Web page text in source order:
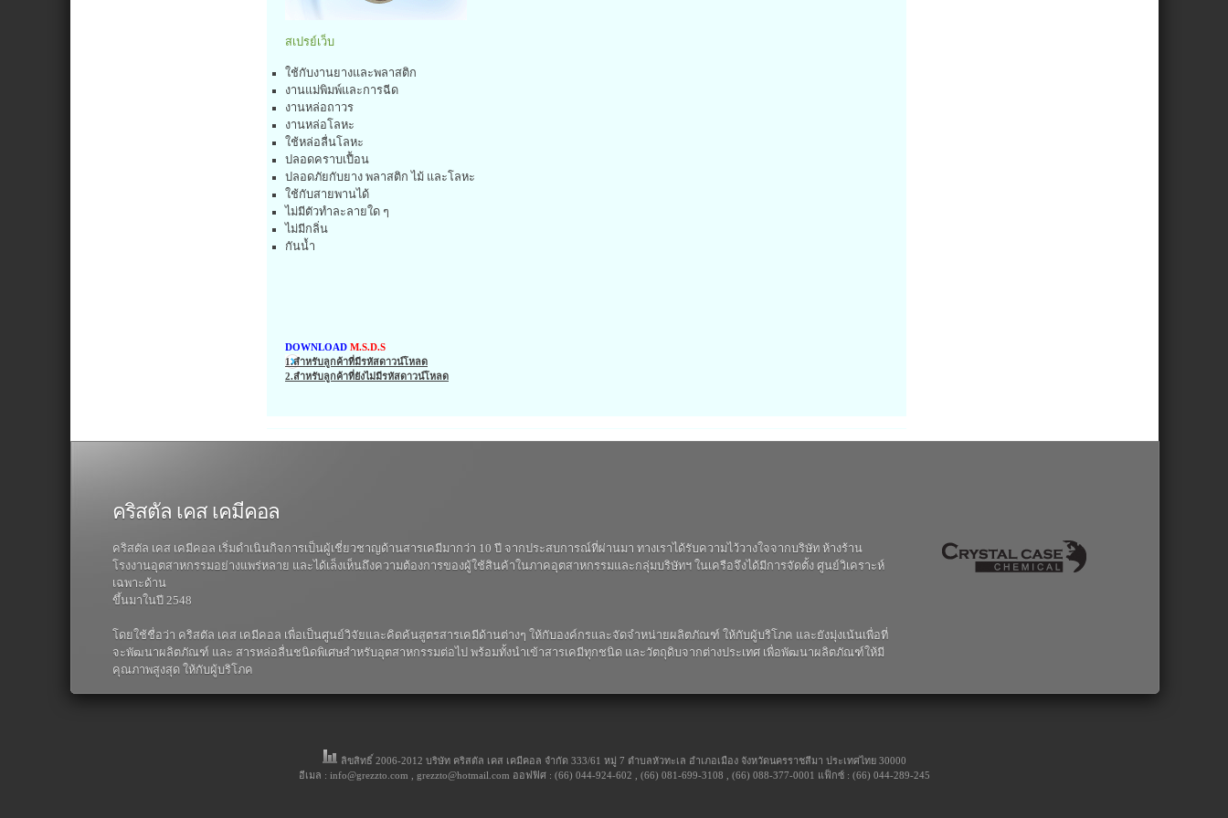
สเปรย์เว็บ
ใช้กับงานยางและพลาสติก
งานแม่พิมพ์และการฉีด
งานหล่อถาวร
งานหล่อโลหะ
ใช้หล่อลื่นโลหะ
ปลอดคราบเปื้อน
ปลอดภัยกับยาง พลาสติก ไม้ และโลหะ
ใช้กับสายพานได้
ไม่มีตัวทำละลายใด ๆ
ไม่มีกลิ่น
กันน้ำ
DOWNLOAD M.S.D.S
1.สำหรับลูกค้าที่มีรหัสดาวน์โหลด
2.สำหรับลูกค้าที่ยังไม่มีรหัสดาวน์โหลด
คริสตัล เคส เคมีคอล
คริสตัล เคส เคมีคอล เริ่มดำเนินกิจการเป็นผู้เชี่ยวชาญด้านสารเคมีมากว่า 10 ปี จากประสบการณ์ที่ผ่านมา ทางเราได้รับความไว้วางใจจากบริษัท ห้างร้าน
โรงงานอุตสาหกรรมอย่างแพร่หลาย และได้เล็งเห็นถึงความต้องการของผู้ใช้สินค้าในภาคอุตสาหกรรมและกลุ่มบริษัทฯ ในเครือจึงได้มีการจัดตั้ง ศูนย์วิเคราะห์
เฉพาะด้าน
ขึ้นมาในปี 2548
โดยใช้ชื่อว่า คริสตัล เคส เคมีคอล เพื่อเป็นศูนย์วิจัยและคิดค้นสูตรสารเคมีด้านต่างๆ ให้กับองค์กรและจัดจำหน่ายผลิตภัณฑ์ ให้กับผู้บริโภค และยังมุ่งเน้นเพื่อที่
จะพัฒนาผลิตภัณฑ์ และ สารหล่อลื่นชนิดพิเศษสำหรับอุตสาหกรรมต่อไป พร้อมทั้งนำเข้าสารเคมีทุกชนิด และวัตถุดิบจากต่างประเทศ เพื่อพัฒนาผลิตภัณฑ์ให้มี
คุณภาพสูงสุด ให้กับผู้บริโภค
ลิขสิทธิ์ 2006-2012 บริษัท คริสตัล เคส เคมีคอล จำกัด 333/61 หมู่ 7 ตำบลหัวทะเล อำเภอเมือง จังหวัดนครราชสีมา ประเทศไทย 30000
อีเมล : info@grezzto.com , grezzto@hotmail.com ออฟฟิศ : (66) 044-924-602 , (66) 081-699-3108 , (66) 088-377-0001 แฟ็กซ์ : (66) 044-289-245